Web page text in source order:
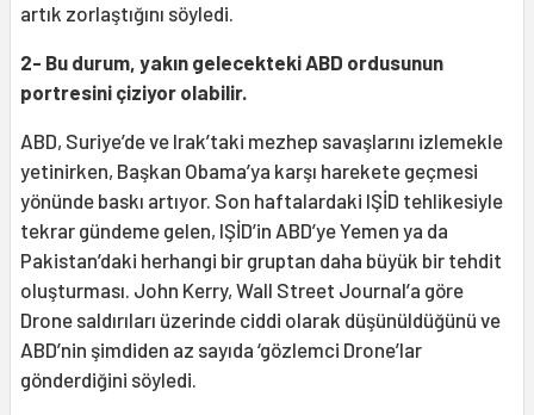
artık zorlaştığını söyledi.
2- Bu durum, yakın gelecekteki ABD ordusunun
portresini çiziyor olabilir.
ABD, Suriye’de ve Irak’taki mezhep savaşlarını izlemekle
yetinirken, Başkan Obama’ya karşı harekete geçmesi
yönünde baskı artıyor. Son haftalardaki IŞİD tehlikesiyle
tekrar gündeme gelen, IŞİD’in ABD’ye Yemen ya da
Pakistan’daki herhangi bir gruptan daha büyük bir tehdit
oluşturması. John Kerry, Wall Street Journal’a göre
Drone saldırıları üzerinde ciddi olarak düşünüldüğünü ve
ABD’nin şimdiden az sayıda ‘gözlemci Drone’lar
gönderdiğini söyledi.